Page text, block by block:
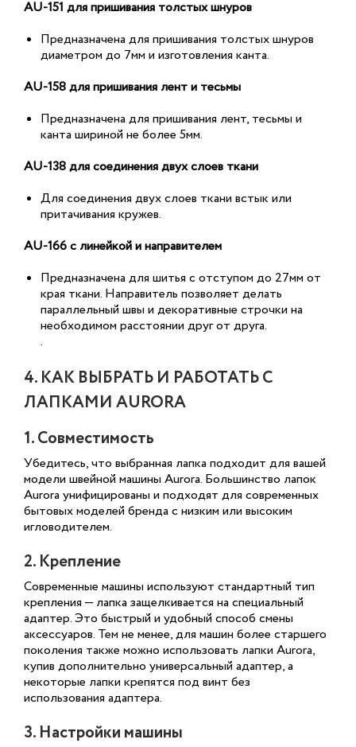
AU-151 для пришивания толстых шнуров
Предназначена для пришивания толстых шнуров
диаметром до 7мм и изготовления канта.
AU-158 для пришивания лент и тесьмы
Предназначена для пришивания лент, тесьмы и
канта шириной не более 5мм.
AU-138 для соединения двух слоев ткани
Для соединения двух слоев ткани встык или
притачивания кружев.
AU-166 с линейкой и направителем
Предназначена для шитья с отступом до 27мм от
края ткани. Направитель позволяет делать
параллельный швы и декоративные строчки на
необходимом расстоянии друг от друга.
.
4. КАК ВЫБРАТЬ И РАБОТАТЬ С
ЛАПКАМИ AURORA
1. Совместимость
Убедитесь, что выбранная лапка подходит для вашей
модели швейной машины Aurora. Большинство лапок
Aurora унифицированы и подходят для современных
бытовых моделей бренда с низким или высоким
игловодителем.
2. Крепление
Современные машины используют стандартный тип
крепления — лапка защелкивается на специальный
адаптер. Это быстрый и удобный способ смены
аксессуаров. Тем не менее, для машин более старшего
поколения также можно использовать лапки Aurora,
купив дополнительно универсальный адаптер, а
некоторые лапки крепятся под винт без
использования адаптера.
3. Настройки машины